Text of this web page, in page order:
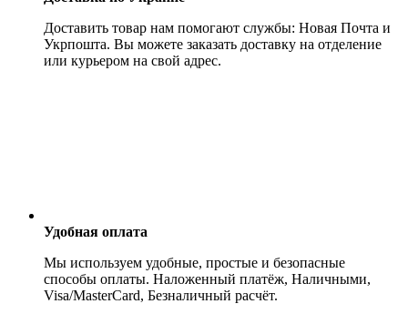
Доставить товар нам помогают службы: Новая Почта и
Укрпошта. Вы можете заказать доставку на отделение
или курьером на свой адрес.
Удобная оплата
Мы используем удобные, простые и безопасные
способы оплаты. Наложенный платёж, Наличными,
Visa/MasterCard, Безналичный расчёт.